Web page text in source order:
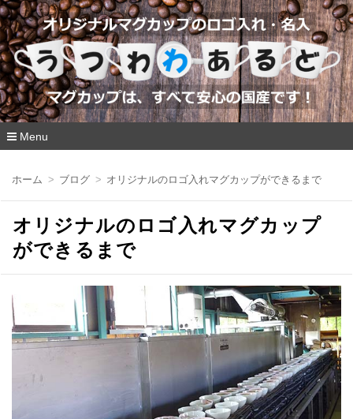
Menu
ン
ホーム ブログ オリジナルのロゴ入れマグカップができるまで
オリジナルのロゴ入れマグカップ
ができるまで